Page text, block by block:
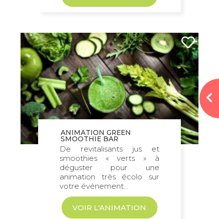
matériel et la bonne humeur
Les variantes
Le Vélo à Smoothies se transforme
aisément en Vélo à Cocktails pour des
ateliers de mixologie en team-building.
Les options
Logotypage de la roue avant du vélo
mixeur
Les avantages d'une animation Vélo
à Smoothie
Le vélos à smoothie proposés par
Culture Zen comportent plusieurs
avantages qui vous assureront une
ambiance excellente. Tout d’abord, cette
activité n’est pas vraiment connue du
public, elle fera donc forcément son effet
ANIMATION GREEN
SMOOTHIE BAR
De revitalisants jus et
smoothies « verts » à
déguster pour une
animation très écolo sur
votre événement...
VOIR L'ANIMATION